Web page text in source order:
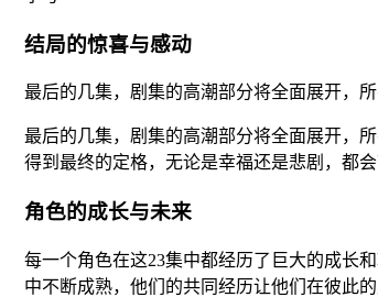
结局的惊喜与感动
最后的几集，剧集的高潮部分将全面展开，
最后的几集，剧集的高潮部分将全面展开，
得到最终的定格，无论是幸福还是悲剧，都
角色的成长与未来
每一个角色在这23集中都经历了巨大的成长
中不断成熟，他们的共同经历让他们在彼此